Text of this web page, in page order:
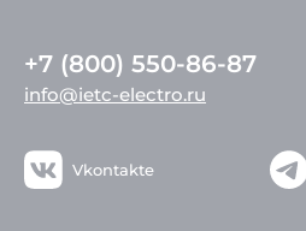
+7 (800) 550-86-87
info@ietc-electro.ru
Vkontakte